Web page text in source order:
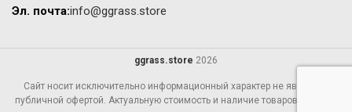
Эл. почта:info@ggrass.store
ggrass.store 2026
Сайт носит исключительно информационный характер не является
публичной офертой. Актуальную стоимость и наличие товаров просьба